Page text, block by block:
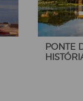
PONTE